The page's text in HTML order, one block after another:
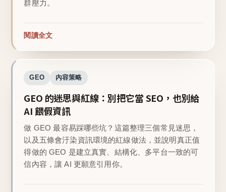
群壓力。
閱讀全文
GEO 內容策略
GEO 的迷思與紅線：別把它當 SEO，也別給
AI 餵假資訊
做 GEO 最容易踩哪些坑？這篇整理三個常見迷思，
以及五條會汙染資訊環境的紅線做法，並說明真正值
得做的 GEO 是建立真實、結構化、多平台一致的可
信內容，讓 AI 更願意引用你。